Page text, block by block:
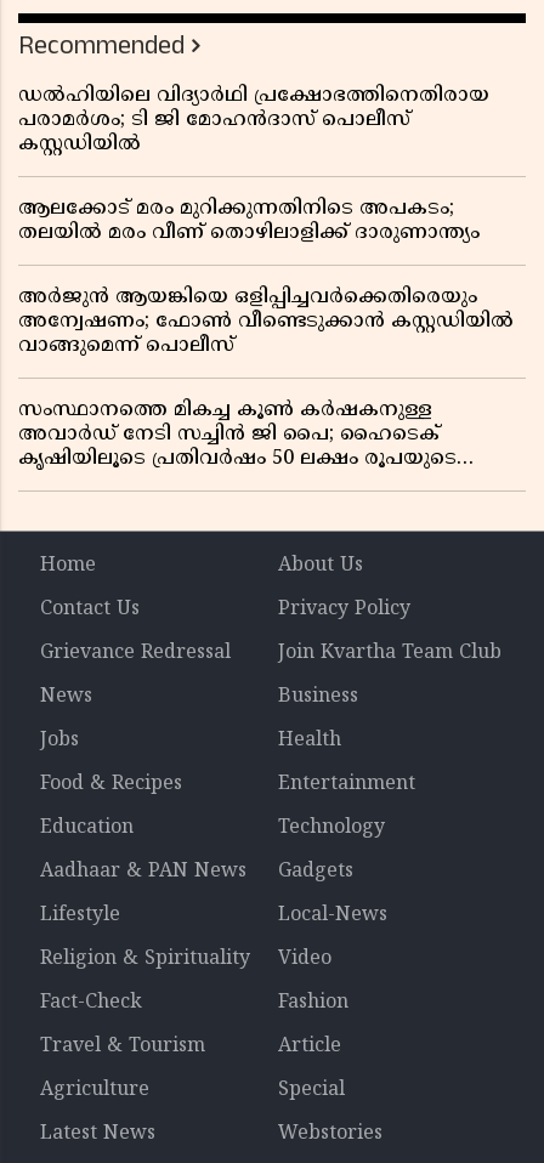
Recommended
ഡൽഹിയിലെ വിദ്യാർഥി പ്രക്ഷോഭത്തിനെതിരായ
പരാമർശം; ടി ജി മോഹൻദാസ് പൊലീസ്
കസ്റ്റഡിയിൽ
ആലക്കോട് മരം മുറിക്കുന്നതിനിടെ അപകടം;
തലയിൽ മരം വീണ് തൊഴിലാളിക്ക് ദാരുണാന്ത്യം
അർജുൻ ആയങ്കിയെ ഒളിപ്പിച്ചവർക്കെതിരെയും
അന്വേഷണം; ഫോൺ വീണ്ടെടുക്കാൻ കസ്റ്റഡിയിൽ
വാങ്ങുമെന്ന് പൊലീസ്
സംസ്ഥാനത്തെ മികച്ച കൂൺ കർഷകനുള്ള
അവാർഡ് നേടി സച്ചിൻ ജി പൈ; ഹൈടെക്
കൃഷിയിലൂടെ പ്രതിവർഷം 50 ലക്ഷം രൂപയുടെ
Home
About Us
Contact Us
Privacy Policy
Grievance Redressal
Join Kvartha Team Club
News
Business
Jobs
Health
Food & Recipes
Entertainment
Education
Technology
Aadhaar & PAN News
Gadgets
Lifestyle
Local-News
Religion & Spirituality
Video
Fact-Check
Fashion
Travel & Tourism
Article
Agriculture
Special
Latest News
Webstories